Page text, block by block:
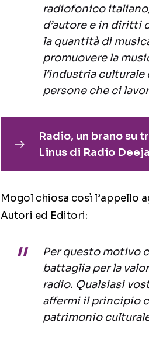
radiofonico
d’autore e in diritti
la quantità di
promuovere la
l’industria
persone che ci
Radio, un brano su
Linus di Radio
Mogol chiosa così l’appello
Autori ed Editori:
Per questo motivo
battaglia per la
radio. Qualsiasi
affermi il principio
patrimonio